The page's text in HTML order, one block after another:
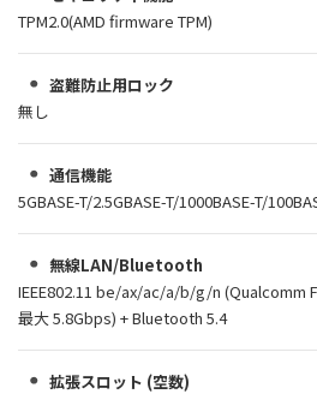
TPM2.0(AMD firmware TPM)
盗難防止用ロック
無し
通信機能
5GBASE-T/2.5GBASE-T/1000BASE-T/
無線LAN/Bluetooth
IEEE802.11 be/ax/ac/a/b/g/n (Qualcomm
最大 5.8Gbps) + Bluetooth 5.4
拡張スロット (空数)